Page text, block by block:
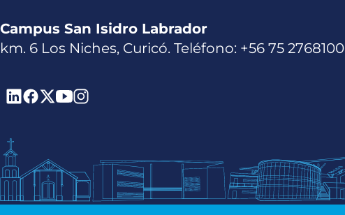
Campus San Isidro Labrador
km. 6 Los Niches, Curicó. Teléfono: +56 75 2768100